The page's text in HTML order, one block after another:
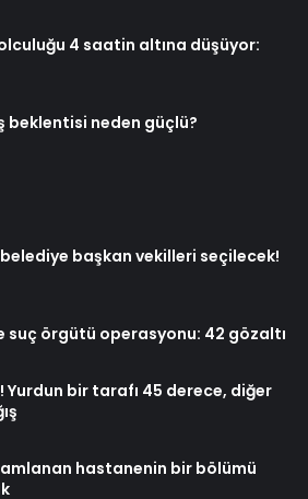
4 saatin altına düşüyor:
beklentisi neden güçlü?
başkan vekilleri seçilecek!
suç örgütü operasyonu: 42 gözaltı
Yurdun bir tarafı 45 derece, diğer
hastanenin bir bölümü